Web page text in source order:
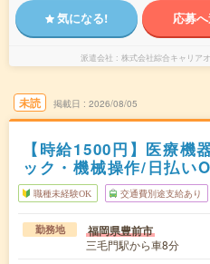
気になる! 応募
派遣会社 株式会社綜合キャリア
未読 掲載日 2026/08/05
【時給1500円】医療機
ック・機械操作/日払い
職種未経験OK 交通費別途支給あり
勤務地 福岡県豊前市
三毛門駅から車8分